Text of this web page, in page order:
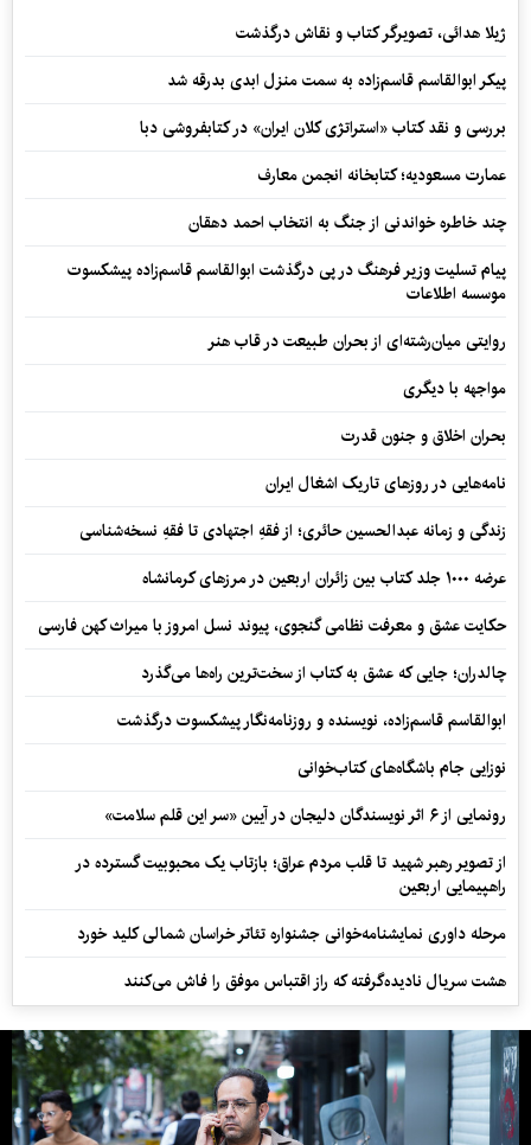
ژیلا هدائی، تصویرگر کتاب و نقاش درگذشت
پیکر ابوالقاسم قاسم‌زاده به سمت منزل ابدی بدرقه شد
بررسی و نقد کتاب «استراتژی کلان ایران» در کتابفروشی دبا
عمارت مسعودیه؛ کتابخانه انجمن معارف
چند خاطره خواندنی از جنگ به انتخاب احمد دهقان
پیام تسلیت وزیر فرهنگ در پی درگذشت ابوالقاسم قاسم‌زاده پیشکسوت
موسسه اطلاعات
روایتی میان‌رشته‌ای از بحران طبیعت در قاب هنر
مواجهه با دیگری
بحران اخلاق و جنون قدرت
نامه‌هایی در روزهای تاریک اشغال ایران
زندگی و زمانه عبدالحسین حائری؛ از فقهِ اجتهادی تا فقهِ نسخه‌شناسی
عرضه ۱۰۰۰ جلد کتاب بین زائران اربعین در مرزهای کرمانشاه
حکایت عشق و معرفت نظامی گنجوی، پیوند نسل امروز با میراث کهن فارسی
چالدران؛ جایی که عشق به کتاب از سخت‌ترین راه‌ها می‌گذرد
ابوالقاسم قاسم‌زاده، نویسنده و روزنامه‌نگار پیشکسوت درگذشت
نوزایی جام باشگاه‌های کتاب‌خوانی
رونمایی از ۶ اثر نویسندگان دلیجان در آیین «سر این قلم سلامت»
از تصویر رهبر شهید تا قلب مردم عراق؛ بازتاب یک محبوبیت گسترده در
راهپیمایی اربعین
مرحله داوری نمایشنامه‌خوانی جشنواره تئاتر خراسان شمالی کلید خورد
هشت سریال نادیده‌گرفته که راز اقتباس موفق را فاش می‌کنند